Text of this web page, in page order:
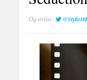
Одstylist